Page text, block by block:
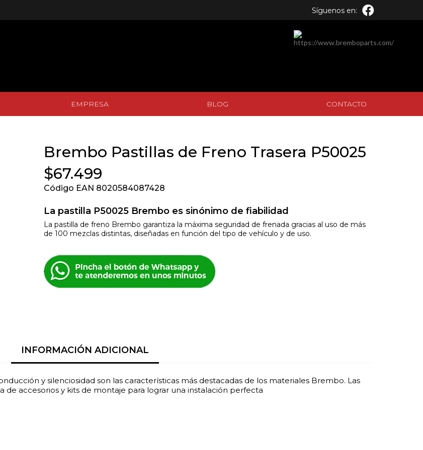
Síguenos en:
EMPRESA BLOG CONTACTO
Brembo Pastillas de Freno Trasera P50025
$67.499
Código EAN 8020584087428
La pastilla P50025 Brembo es sinónimo de fiabilidad
La pastilla de freno Brembo garantiza la máxima seguridad de frenada gracias al uso de más
de 100 mezclas distintas, diseñadas en función del tipo de vehículo y de uso.
INFORMACIÓN ADICIONAL
y silenciosidad son las características más destacadas de los materiales Brembo. Las
accesorios y kits de montaje para lograr una instalación perfecta